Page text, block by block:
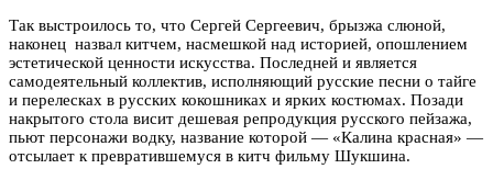
Так выстроилось то, что Сергей Сергеевич, брызжа слюной,
наконец назвал китчем, насмешкой над историей, опошлением
эстетической ценности искусства. Последней и является
самодеятельный коллектив, исполняющий русские песни о тайге
и перелесках в русских кокошниках и ярких костюмах. Позади
накрытого стола висит дешевая репродукция русского пейзажа,
пьют персонажи водку, название которой — «Калина красная» —
отсылает к превратившемуся в китч фильму Шукшина.